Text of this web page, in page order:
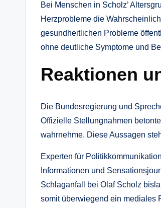
Bei Menschen in Scholz’
Herzprobleme die
gesundheitlichen Probleme
ohne deutliche Symptome und
Reaktionen
Die Bundesregierung und
Offizielle Stellungnahmen
wahrnehme. Diese Aussagen
Experten für
Informationen und
Schlaganfall bei Olaf Scholz
somit überwiegend ein mediales